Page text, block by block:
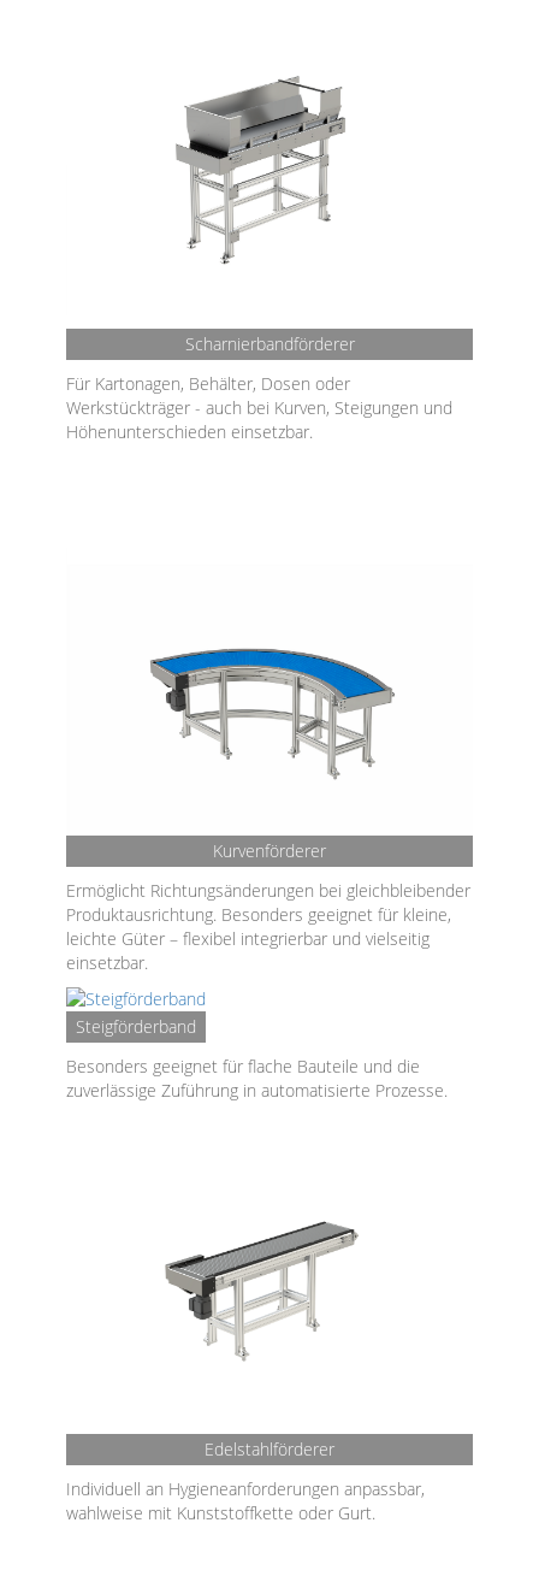
Scharnierbandförderer
Für Kartonagen, Behälter, Dosen oder
Werkstückträger - auch bei Kurven, Steigungen und
Höhenunterschieden einsetzbar.
Kurvenförderer
Ermöglicht Richtungsänderungen bei gleichbleibender
Produktausrichtung. Besonders geeignet für kleine,
leichte Güter – flexibel integrierbar und vielseitig
einsetzbar.
Steigförderband
Besonders geeignet für flache Bauteile und die
zuverlässige Zuführung in automatisierte Prozesse.
Edelstahlförderer
Individuell an Hygieneanforderungen anpassbar,
wahlweise mit Kunststoffkette oder Gurt.